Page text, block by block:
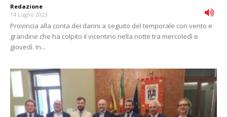
Redazione -
14 Luglio 2023
Provincia alla conta dei danni a seguito del temporale con vento e
grandine che ha colpito il vicentino nella notte tra mercoledì e
giovedì. In...